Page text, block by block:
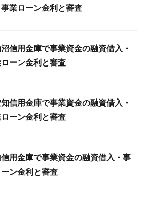
事業ローン金利と審査
信用金庫で事業資金の融資借入・
ーン金利と審査
信用金庫で事業資金の融資借入・
ーン金利と審査
用金庫で事業資金の融資借入・事
ン金利と審査